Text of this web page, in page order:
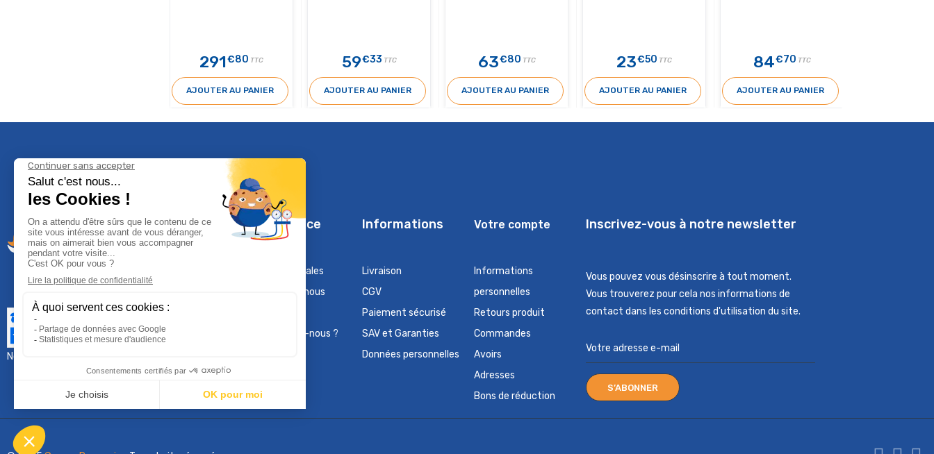
291€80 TTC
AJOUTER AU PANIER
59€33 TTC
AJOUTER AU PANIER
63€80 TTC
AJOUTER AU PANIER
23€50 TTC
AJOUTER AU PANIER
84€70 TTC
AJOUTER AU PANIER
Nous contacter :
Climservice
Mentions légales
Contactez-nous
Qui sommes-nous ?
Informations
Livraison
CGV
Paiement sécurisé
SAV et Garanties
Données personnelles
Votre compte
Informations
personnelles
Retours produit
Commandes
Avoirs
Adresses
Bons de réduction
Inscrivez-vous à notre newsletter
Vous pouvez vous désinscrire à tout moment.
Vous trouverez pour cela nos informations de
contact dans les conditions d'utilisation du site.